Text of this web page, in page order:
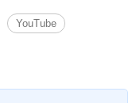
YouTube